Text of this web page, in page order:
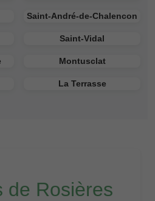
Saint-André-de-Chalencon
Saint-Vidal
Montusclat
La Terrasse
de Rosières